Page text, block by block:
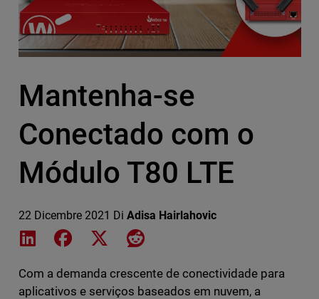
Mantenha-se
Conectado com o
Módulo T80 LTE
22 Dicembre 2021 Di Adisa Hairlahovic
Share on LinkedIn
Share on Facebook
Share on XShare on Reddit
Com a demanda crescente de conectividade para
aplicativos e serviços baseados em nuvem, a